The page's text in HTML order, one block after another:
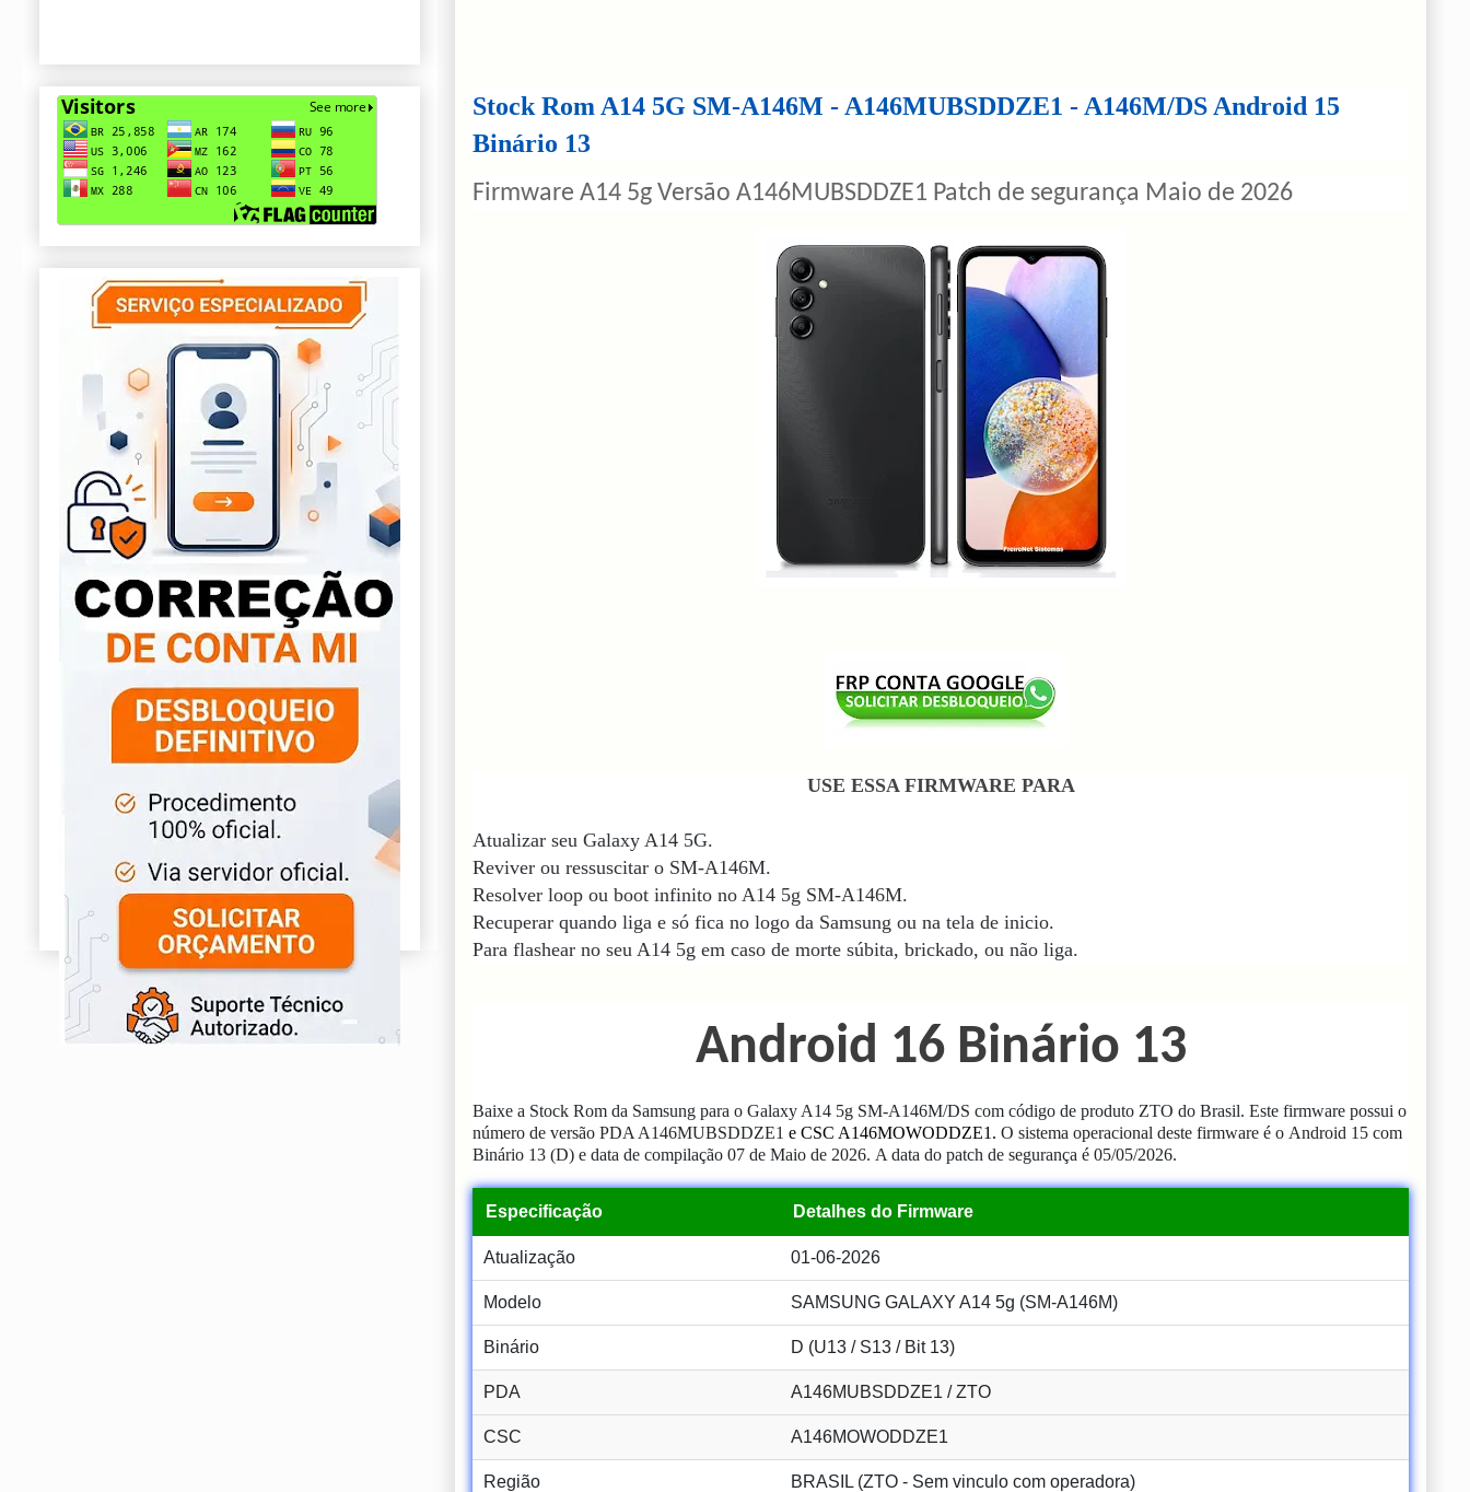
Stock Rom A14 5G SM-A146M - A146MUBSDDZE1 - A146M/DS Android 15
Binário 13
Firmware A14 5g Versão A146MUBSDDZE1 Patch de segurança Maio de 2026
USE ESSA FIRMWARE PARA
Atualizar seu Galaxy A14 5G.
Reviver ou ressuscitar o SM-A146M.
Resolver loop ou boot infinito no A14 5g SM-A146M.
Recuperar quando liga e só fica no logo da Samsung ou na tela de inicio.
Para flashear no seu A14 5g em caso de morte súbita, brickado, ou não liga.
Android 16 Binário 13
Baixe a Stock Rom da Samsung para o Galaxy A14 5g SM-A146M/DS com código de produto ZTO do Brasil. Este firmware possui o
número de versão PDA A146MUBSDDZE1 e CSC A146MOWODDZE1 . O sistema operacional deste firmware é o Android 15 com
Binário 13 (D) e data de compilação 07 de Maio de 2026. A data do patch de segurança é 05/05/2026.
Especificação Detalhes do Firmware
Atualização 01-06-2026
Modelo SAMSUNG GALAXY A14 5g (SM-A146M)
Binário D (U13 / S13 / Bit 13)
PDA A146MUBSDDZE1 / ZTO
CSC A146MOWODDZE1
Região BRASIL (ZTO - Sem vinculo com operadora)